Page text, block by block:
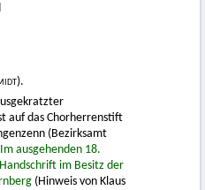
).
auf das Chorherrenstift
(Bezirksamt
Im ausgehenden 18.
im Besitz der
(Hinweis von Klaus